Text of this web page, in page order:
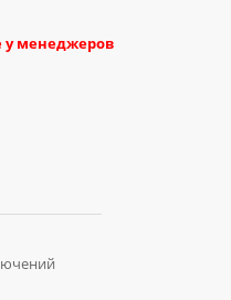
у менеджеров